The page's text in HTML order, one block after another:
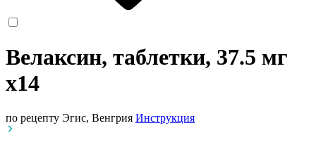
Велаксин, таблетки, 37.5 мг
x14
по рецепту Эгис, Венгрия Инструкция